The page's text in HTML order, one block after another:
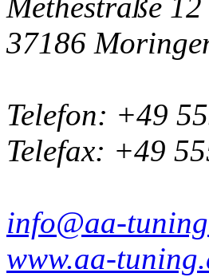
Methestraße
37186
Telefon: +49
Telefax: +49
info@aa-
www.aa-